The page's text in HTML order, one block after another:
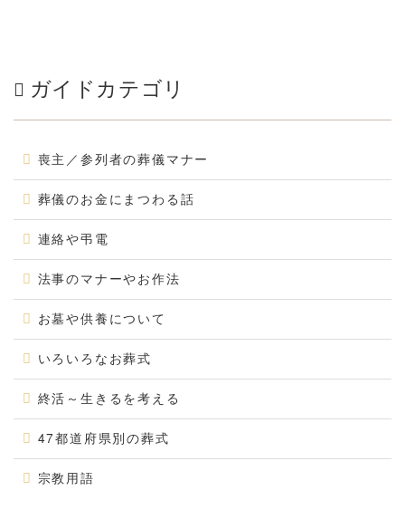
ガイドカテゴリ
喪主／参列者の葬儀マナー
葬儀のお金にまつわる話
連絡や弔電
法事のマナーやお作法
お墓や供養について
いろいろなお葬式
終活～生きるを考える
47都道府県別の葬式
宗教用語